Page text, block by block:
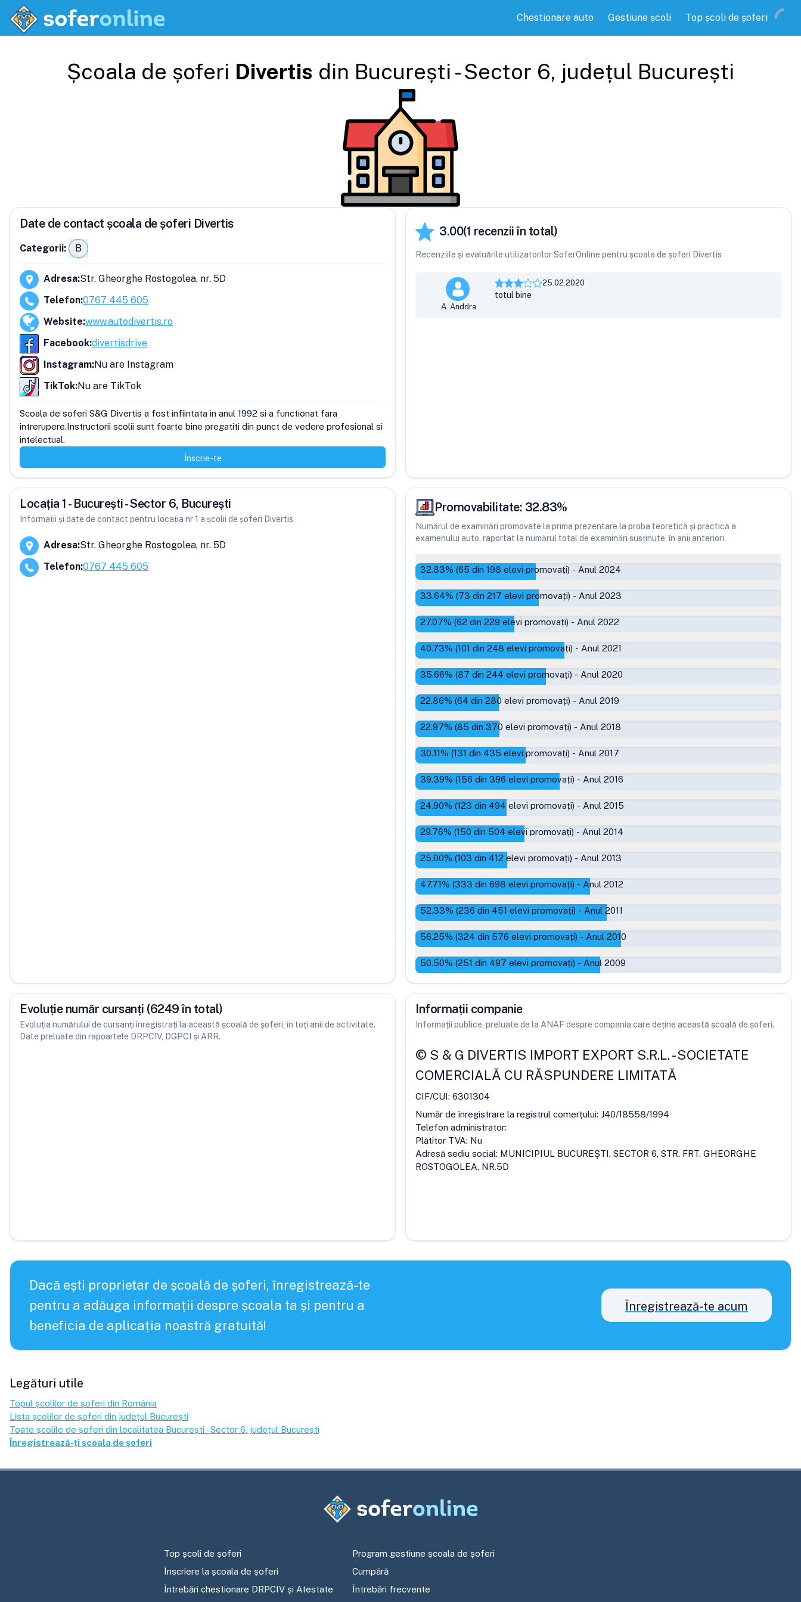
Chestionare auto Gestiune școli Top școli de șoferi
Școala de șoferi Divertis din București - Sector 6, județul București
Date de contact școala de șoferi Divertis
Categorii: B
Adresa:Str. Gheorghe Rostogolea, nr. 5D
Telefon:0767 445 605
Website:www.autodivertis.ro
Facebook:divertisdrive
Instagram:Nu are Instagram
TikTok:Nu are TikTok
Scoala de soferi S&G Divertis a fost infiintata in anul 1992 si a functionat fara
intrerupere.Instructorii scolii sunt foarte bine pregatiti din punct de vedere profesional si
intelectual.
Înscrie-te
3.00(1 recenzii în total)
Recenziile și evaluările utilizatorilor SoferOnline pentru școala de șoferi Divertis
A. Anddra
25.02.2020
totul bine
Locația 1 - București - Sector 6, București
Informații și date de contact pentru locația nr 1 a școlii de șoferi Divertis
Adresa:Str. Gheorghe Rostogolea, nr. 5D
Telefon:0767 445 605
Promovabilitate: 32.83%
Numărul de examinări promovate la prima prezentare la proba teoretică și practică a
examenului auto, raportat la numărul total de examinări susținute, în anii anteriori.
32.83% (65 din 198 elevi promovați) - Anul 2024
33.64% (73 din 217 elevi promovați) - Anul 2023
27.07% (62 din 229 elevi promovați) - Anul 2022
40.73% (101 din 248 elevi promovați) - Anul 2021
35.66% (87 din 244 elevi promovați) - Anul 2020
22.86% (64 din 280 elevi promovați) - Anul 2019
22.97% (85 din 370 elevi promovați) - Anul 2018
30.11% (131 din 435 elevi promovați) - Anul 2017
39.39% (156 din 396 elevi promovați) - Anul 2016
24.90% (123 din 494 elevi promovați) - Anul 2015
29.76% (150 din 504 elevi promovați) - Anul 2014
25.00% (103 din 412 elevi promovați) - Anul 2013
47.71% (333 din 698 elevi promovați) - Anul 2012
52.33% (236 din 451 elevi promovați) - Anul 2011
56.25% (324 din 576 elevi promovați) - Anul 2010
50.50% (251 din 497 elevi promovați) - Anul 2009
Evoluție număr cursanți (6249 în total)
Evoluția numărului de cursanți înregistrați la această școală de șoferi, în toți anii de activitate.
Date preluate din rapoartele DRPCIV, DGPCI și ARR.
Informații companie
Informații publice, preluate de la ANAF despre compania care deține această școală de șoferi.
© S & G DIVERTIS IMPORT EXPORT S.R.L.-SOCIETATE
COMERCIALĂ CU RĂSPUNDERE LIMITATĂ
CIF/CUI: 6301304
Număr de înregistrare la registrul comerțului: J40/18558/1994
Telefon administrator:
Plătitor TVA: Nu
Adresă sediu social: MUNICIPIUL BUCUREŞTI, SECTOR 6, STR. FRT. GHEORGHE
ROSTOGOLEA, NR.5D
Dacă ești proprietar de școală de șoferi, înregistrează-te
pentru a adăuga informații despre școala ta și pentru a
beneficia de aplicația noastră gratuită!
Înregistrează-te acum
Legături utile
Topul școlilor de șoferi din România
Lista școlilor de șoferi din județul București
Toate școlile de șoferi din localitatea București - Sector 6 , județul București
Înregistrează-ți școala de șoferi
Top școli de șoferi
Înscriere la școala de șoferi
Întrebări chestionare DRPCIV și Atestate
Program gestiune școala de șoferi
Cumpără
Întrebări frecvente